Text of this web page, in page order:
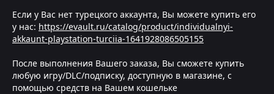
Если у Вас нет турецкого аккаунта, Вы можете купить его
у нас: https://evault.ru/catalog/product/individualnyi-
akkaunt-playstation-turciia-1641928086505155
После выполнения Вашего заказа, Вы сможете купить
любую игру/DLC/подписку, доступную в магазине, с
помощью средств на Вашем кошельке